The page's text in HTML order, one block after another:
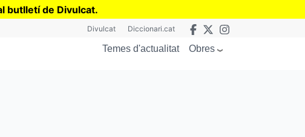
butlletí de Divulcat.
Divulcat Diccionari.cat
Temes d'actualitat Obres